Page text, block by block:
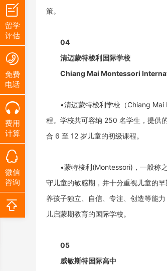
策。
04
清迈蒙特梭利国际学校
Chiang Mai Montessori
•清迈蒙特梭利学校（Chiang
程。学校共可容纳 250 名学生，提供
合 6 至 12 岁儿童的初级课程。
•蒙特梭利(Montessori)，一般称
守儿童的敏感期，并十分重视儿童的
养孩子独立、自信、专注、创造等能
儿启蒙期教育的国际学校。
05
威敏斯特国际高中
留学
评估
免费
电话
费用
计算
微信
咨询